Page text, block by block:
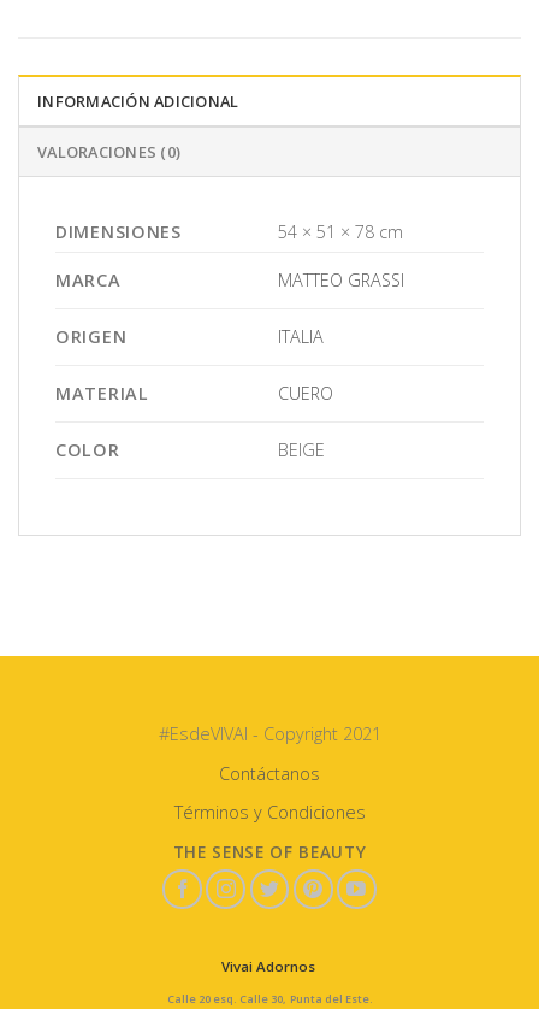
INFORMACIÓN ADICIONAL
VALORACIONES (0)
DIMENSIONES 54 × 51 × 78 cm
MARCA MATTEO GRASSI
ORIGEN ITALIA
MATERIAL CUERO
COLOR BEIGE
#EsdeVIVAI - Copyright 2021
Contáctanos
Términos y Condiciones
THE SENSE OF BEAUTY
Vivai Adornos
Calle 20 esq. Calle 30, Punta del Este.